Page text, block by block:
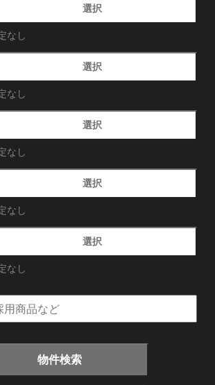
選択
なし
選択
なし
選択
なし
選択
なし
選択
なし
物件検索